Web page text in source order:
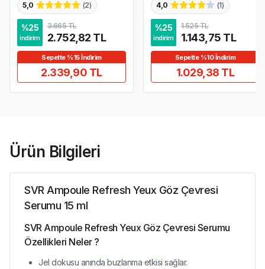
5,0 (2)
%25
indirim
3.665 TL
2.752,82 TL
Sepette %15 İndirim
2.339,90 TL
4,0 (1)
%25
indirim
1.525 TL
1.143,75 TL
Sepette %10 İndirim
1.029,38 TL
Ürün Bilgileri
SVR Ampoule Refresh Yeux Göz Çevresi
Serumu 15 ml
SVR Ampoule Refresh Yeux Göz Çevresi Serumu
Özellikleri Neler ?
Jel dokusu anında buzlanma etkisi sağlar.